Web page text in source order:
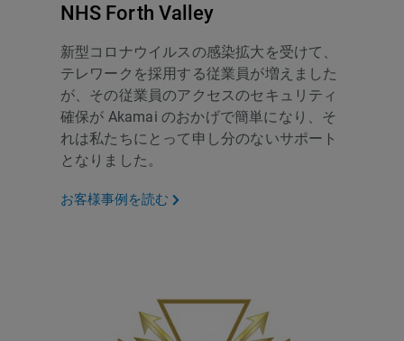
NHS Forth Valley
新型コロナウイルスの感染拡大を受けて、
テレワークを採用する従業員が増えました
が、その従業員のアクセスのセキュリティ
確保が Akamai のおかげで簡単になり、そ
れは私たちにとって申し分のないサポート
となりました。
お客様事例を読む